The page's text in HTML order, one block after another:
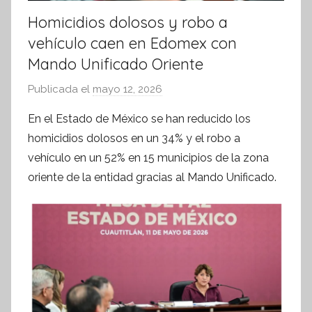
Homicidios dolosos y robo a
vehículo caen en Edomex con
Mando Unificado Oriente
Publicada el mayo 12, 2026
S
í
n
e
s
n
En el Estado de México se han reducido los
homicidios dolosos en un 34% y el robo a
vehículo en un 52% en 15 municipios de la zona
oriente de la entidad gracias al Mando Unificado.